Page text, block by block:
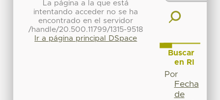
La página a la que está
intentando acceder no se ha
encontrado en el servidor
/handle/20.500.11799/1315-9518
Ir a página principal DSpace
Buscar
en RI
Por
Fecha
de